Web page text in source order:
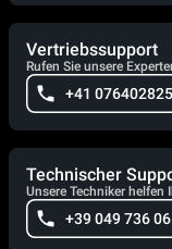
Vertriebssupport
Rufen Sie unsere
+41
Technischer
Unsere Techniker helfen
+39 049 736 06